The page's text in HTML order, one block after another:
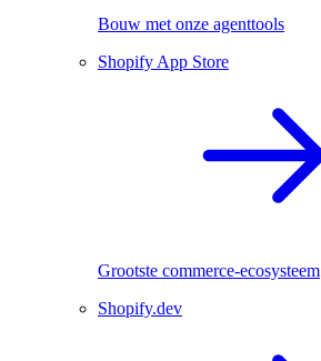
Bouw met onze agenttools
Shopify App Store
Grootste commerce-ecosysteem
Shopify.dev